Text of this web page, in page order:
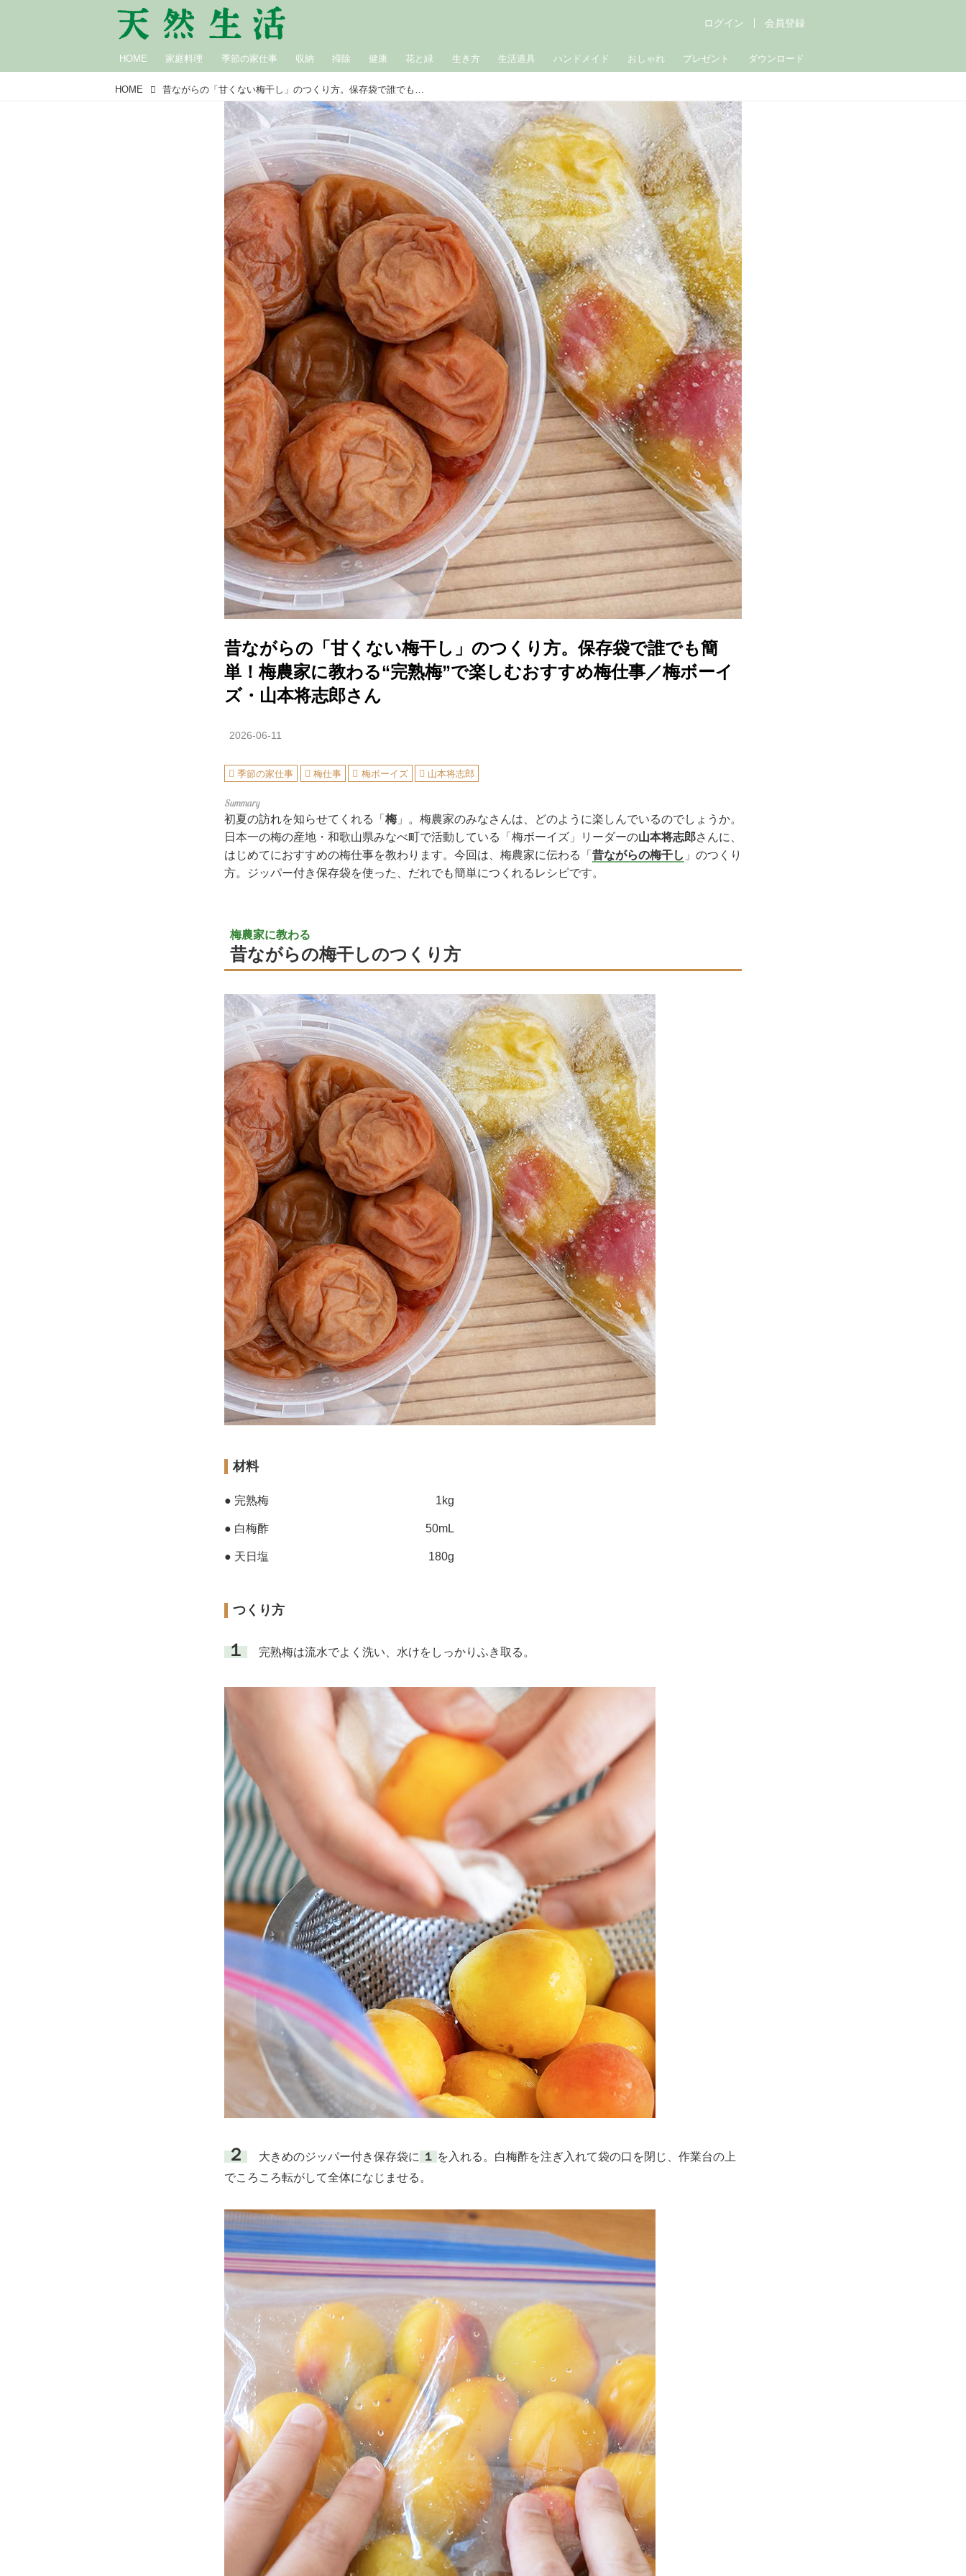
HOME 家庭料理 季節の家仕事 収納 掃除 健康 花と緑 生き方 生活道具 ハンドメイド おしゃれ プレゼント ダウンロード
ログイン 会員登録
HOME 昔ながらの「甘くない梅干し」のつくり方。保存袋で誰でも簡単！梅農家に教わる“完熟梅”で楽しむおすすめ梅仕事／梅ボーイズ・山本将志郎さん
昔ながらの「甘くない梅干し」のつくり方。保存袋で誰でも簡
単！梅農家に教わる“完熟梅”で楽しむおすすめ梅仕事／梅ボーイ
ズ・山本将志郎さん
2026-06-11
季節の家仕事 梅仕事 梅ボーイズ 山本将志郎
初夏の訪れを知らせてくれる「 梅」。梅農家のみなさんは、どのように楽しんでいるのでしょうか。
日本一の梅の産地・和歌山県みなべ町で活動している「梅ボーイズ」リーダーの山本将志郎さんに、
はじめてにおすすめの梅仕事を教わります。今回は、梅農家に伝わる「 昔ながらの梅干し 」のつくり
方。ジッパー付き保存袋を使った、だれでも簡単につくれるレシピです。
梅農家に教わる
昔ながらの梅干しのつくり方
材料
● 完熟梅 1kg
● 白梅酢 50mL
● 天日塩 180g
つくり方
１ 完熟梅は流水でよく洗い、水けをしっかりふき取る。
２ 大きめのジッパー付き保存袋に １ を入れる。白梅酢を注ぎ入れて袋の口を閉じ、作業台の上
でころころ転がして全体になじませる。